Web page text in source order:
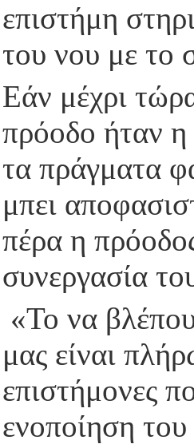
επιστήμη
του νου με το
Εάν μέχρι
πρόοδο ήταν η
τα πράγματα
μπει
πέρα η
συνεργασία
«Το να
μας είναι
επιστήμονες
ενοποίηση